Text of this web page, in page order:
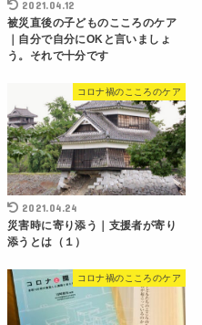
2021.04.12
被災直後の子どものこころのケア
｜自分で自分にOKと言いましょ
う。それで十分です
コロナ禍のこころのケア
2021.04.24
災害時に寄り添う｜支援者が寄り
添うとは（１）
コロナ禍のこころのケア